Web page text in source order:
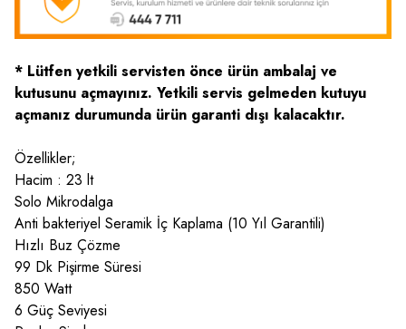
* Lütfen yetkili servisten önce ürün ambalaj ve
kutusunu açmayınız. Yetkili servis gelmeden kutuyu
açmanız durumunda ürün garanti dışı kalacaktır.
Özellikler;
Hacim : 23 lt
Solo Mikrodalga
Anti bakteriyel Seramik İç Kaplama (10 Yıl Garantili)
Hızlı Buz Çözme
99 Dk Pişirme Süresi
850 Watt
6 Güç Seviyesi